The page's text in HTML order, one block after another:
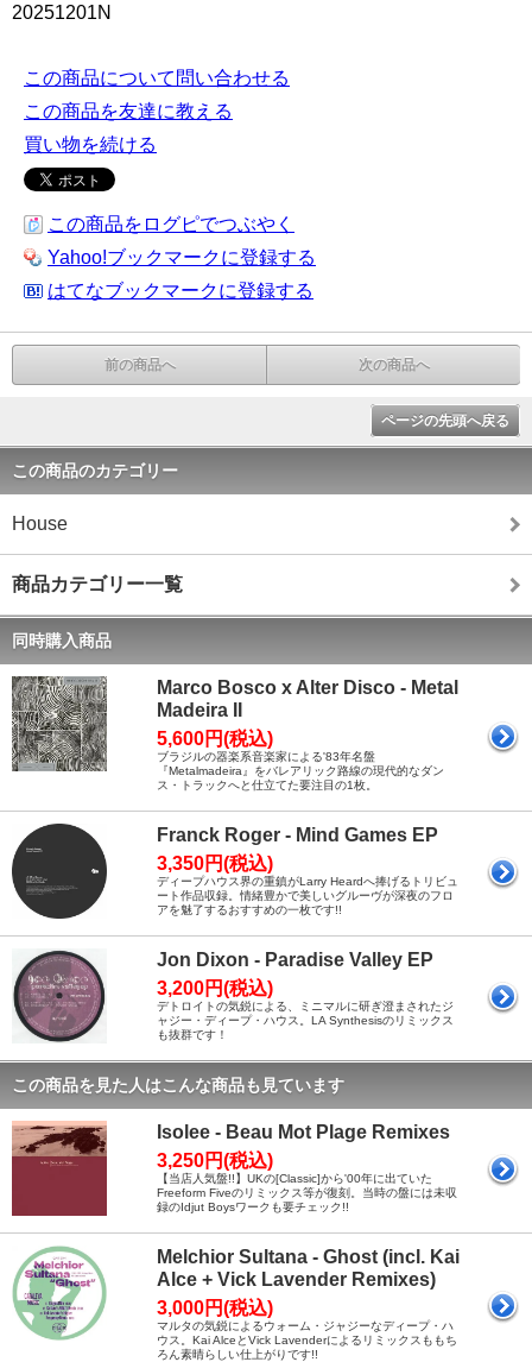
20251201N
この商品について問い合わせる
この商品を友達に教える
買い物を続ける
この商品をログピでつぶやく
Yahoo!ブックマークに登録する
はてなブックマークに登録する
前の商品へ 次の商品へ
ページの先頭へ戻る
この商品のカテゴリー
House
商品カテゴリー一覧
同時購入商品
Marco Bosco x Alter Disco - Metal
Madeira II
5,600円(税込)
ブラジルの器楽系音楽家による'83年名盤
『Metalmadeira』をバレアリック路線の現代的なダン
ス・トラックへと仕立てた要注目の1枚。
Franck Roger - Mind Games EP
3,350円(税込)
ディープハウス界の重鎮がLarry Heardへ捧げるトリビュ
ート作品収録。情緒豊かで美しいグルーヴが深夜のフロ
アを魅了するおすすめの一枚です!!
Jon Dixon - Paradise Valley EP
3,200円(税込)
デトロイトの気鋭による、ミニマルに研ぎ澄まされたジ
ャジー・ディープ・ハウス。LA Synthesisのリミックス
も抜群です！
この商品を見た人はこんな商品も見ています
Isolee - Beau Mot Plage Remixes
3,250円(税込)
【当店人気盤!!】UKの[Classic]から'00年に出ていた
Freeform Fiveのリミックス等が復刻。当時の盤には未収
録のIdjut Boysワークも要チェック!!
Melchior Sultana - Ghost (incl. Kai
Alce + Vick Lavender Remixes)
3,000円(税込)
マルタの気鋭によるウォーム・ジャジーなディープ・ハ
ウス。Kai AlceとVick Lavenderによるリミックスももち
ろん素晴らしい仕上がりです!!